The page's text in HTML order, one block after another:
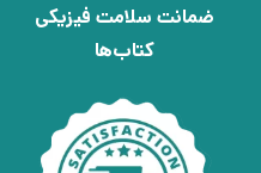
ضمانت سلامت فیزیکی
کتاب‌ها